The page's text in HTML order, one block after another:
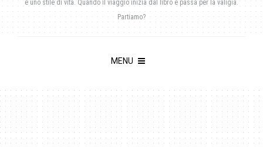
e uno stile di vita. Quando il viaggio inizia dal libro e passa per la valigia.
Partiamo?
MENU